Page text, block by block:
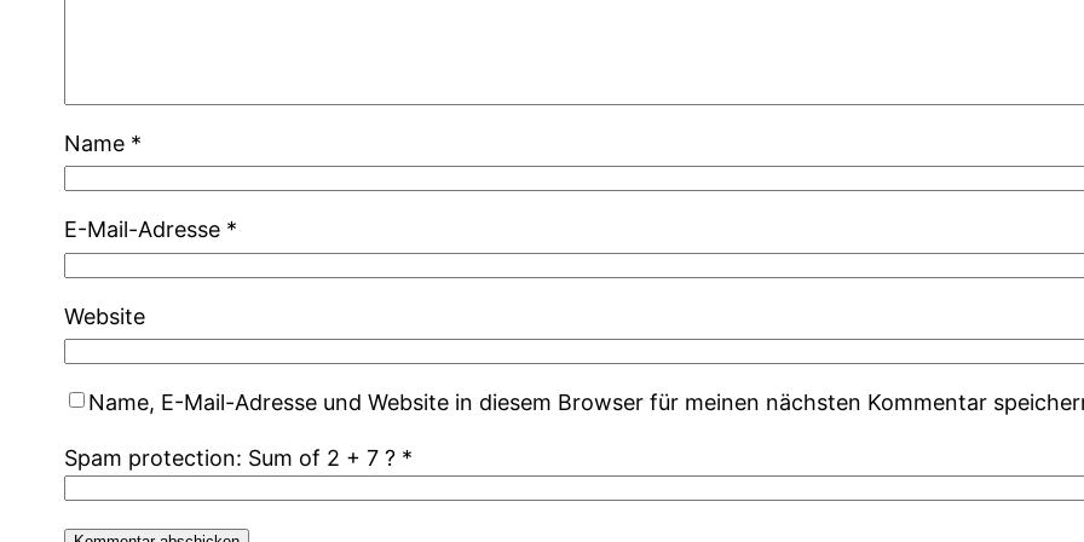
Name *
E-Mail-Adresse *
Website
Name, E-Mail-Adresse und Website in diesem Browser für meinen nächsten Kommentar
Spam protection: Sum of 2 + 7 ? *